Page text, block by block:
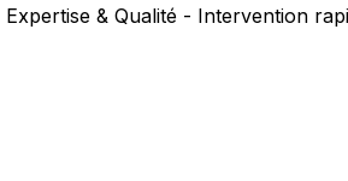
Expertise & Qualité - Intervention